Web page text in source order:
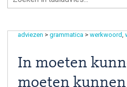
adviezen > grammatica > werkwoord
In moeten
moeten